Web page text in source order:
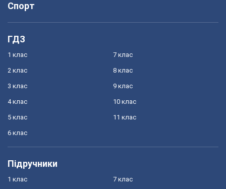
Спорт
ГДЗ
1 клас
2 клас
3 клас
4 клас
5 клас
6 клас
7 клас
8 клас
9 клас
10 клас
11 клас
Підручники
1 клас 7 клас